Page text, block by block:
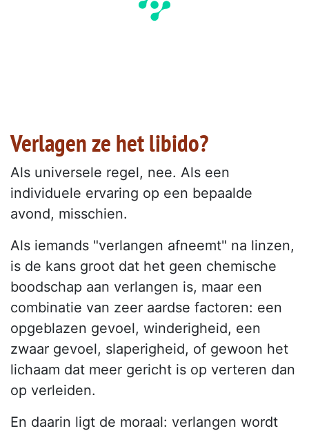
Verlagen ze het libido?
Als universele regel, nee. Als een
individuele ervaring op een bepaalde
avond, misschien.
Als iemands "verlangen afneemt" na linzen,
is de kans groot dat het geen chemische
boodschap aan verlangen is, maar een
combinatie van zeer aardse factoren: een
opgeblazen gevoel, winderigheid, een
zwaar gevoel, slaperigheid, of gewoon het
lichaam dat meer gericht is op verteren dan
op verleiden.
En daarin ligt de moraal: verlangen wordt